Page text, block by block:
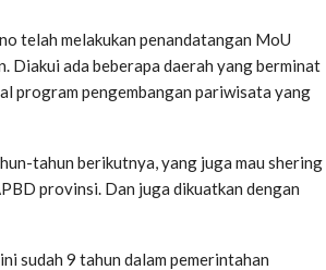
telah melakukan penandatangan MoU
Diakui ada beberapa daerah yang berminat
program pengembangan pariwisata yang
tahun berikutnya, yang juga mau shering
provinsi. Dan juga dikuatkan dengan
sudah 9 tahun dalam pemerintahan